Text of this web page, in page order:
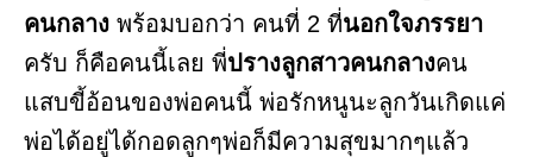
คนกลาง พร้อมบอกว่า คนที่ 2 ที่นอกใจภรรยา
ครับ ก็คือคนนี้เลย พี่ปรางลูกสาวคนกลางคน
แสบขี้อ้อนของพ่อคนนี้ พ่อรักหนูนะลูกวันเกิดแค่
พ่อได้อยู่ได้กอดลูกๆพ่อก็มีความสุขมากๆแล้ว